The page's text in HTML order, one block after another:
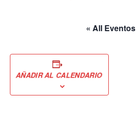
« All Eventos
AÑADIR AL CALENDARIO